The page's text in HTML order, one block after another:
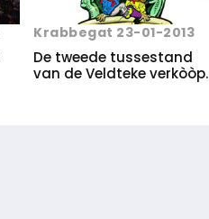
Krabbegat 23-01-2013
De tweede tussestand
van de Veldteke verkòòp.